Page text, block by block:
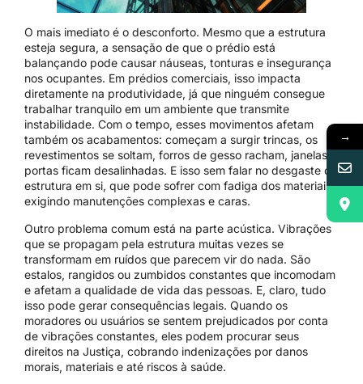
O mais imediato é o desconforto. Mesmo que a estrutura
esteja segura, a sensação de que o prédio está
balançando pode causar náuseas, tonturas e insegurança
nos ocupantes. Em prédios comerciais, isso impacta
diretamente na produtividade, já que ninguém consegue
trabalhar tranquilo em um ambiente que transmite
instabilidade. Com o tempo, esses movimentos afetam
também os acabamentos: começam a surgir trincas, os
revestimentos se soltam, forros de gesso racham, janelas e
portas ficam desalinhadas. E isso sem falar no desgaste da
estrutura em si, que pode sofrer com fadiga dos materiais,
exigindo manutenções complexas e caras.
Outro problema comum está na parte acústica. Vibrações
que se propagam pela estrutura muitas vezes se
transformam em ruídos que parecem vir do nada. São
estalos, rangidos ou zumbidos constantes que incomodam
e afetam a qualidade de vida das pessoas. E, claro, tudo
isso pode gerar consequências legais. Quando os
moradores ou usuários se sentem prejudicados por conta
de vibrações constantes, eles podem procurar seus
direitos na Justiça, cobrando indenizações por danos
morais, materiais e até riscos à saúde.
→